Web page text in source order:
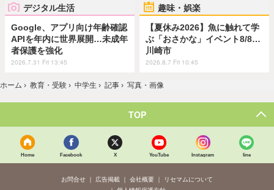
デジタル生活
Google、アプリ向け年齢確認
APIを年内に世界展開…未成年
者保護を強化
2026.7.31 Fri 13:45
趣味・娯楽
【夏休み2026】魚に触れて学
ぶ「おさかな」イベント8/8…
川崎市
2026.8.7 Fri 10:45
ホーム › 教育・受験 › 中学生 › 記事 › 写真・画像
TOP
Home Facebook X YouTube Instagram line
お問合せ 広告掲載 会社概要
リセマムについて